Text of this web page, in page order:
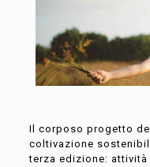
Il corposo progetto
coltivazione
terza edizione: